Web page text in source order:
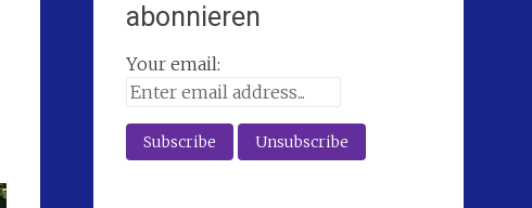
abonnieren
Your email: